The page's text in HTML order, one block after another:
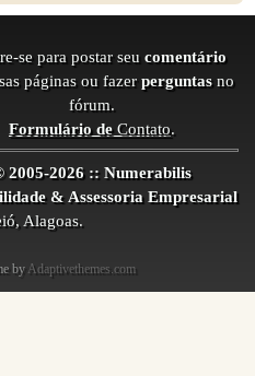
se para postar seu comentário
páginas ou fazer perguntas no
fórum.
Formulário deContato.
2005-2026 :: Numerabilis
& Assessoria Empresarial
Alagoas.
by Adaptivethemes.com